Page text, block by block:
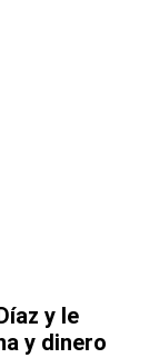
y le
y dinero